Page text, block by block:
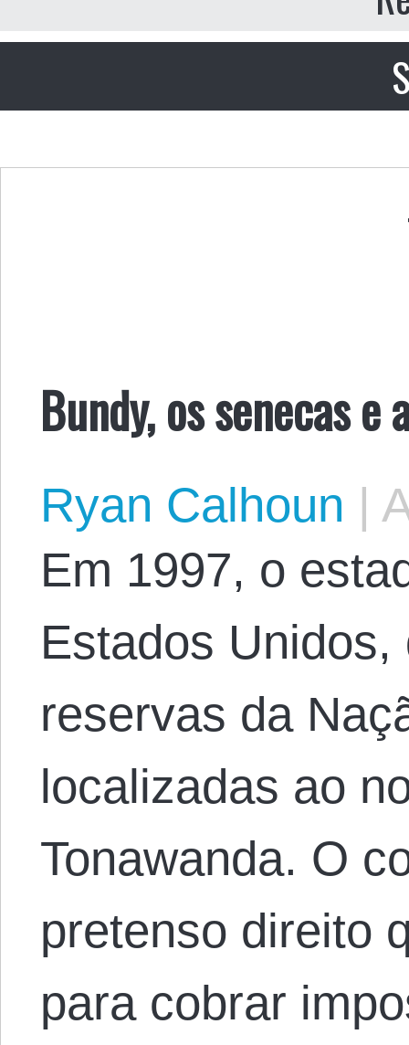
Bundy, os senecas
Ryan Calhoun |
Em 1997, o
Estados
reservas da
localizadas ao
Tonawanda. O
pretenso direito
para cobrar